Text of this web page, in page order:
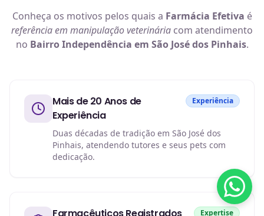
Conheça os motivos pelos quais a Farmácia Efetiva é
referência em manipulação veterinária com atendimento
no Bairro Independência em São José dos Pinhais.
Mais de 20 Anos de
Experiência
Experiência
Duas décadas de tradição em São José dos
Pinhais, atendendo tutores e seus pets com
dedicação.
Expertise